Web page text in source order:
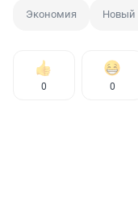
Экономия Новый
0 0